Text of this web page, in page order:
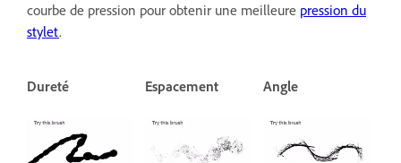
courbe de pression pour obtenir une meilleure pression du
stylet.
Dureté Espacement Angle